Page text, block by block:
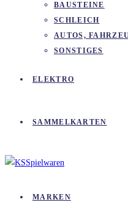
BAUSTEINE
SCHLEICH
AUTOS,
SONSTIGES
ELEKTRO
SAMMELKARTEN
MARKEN